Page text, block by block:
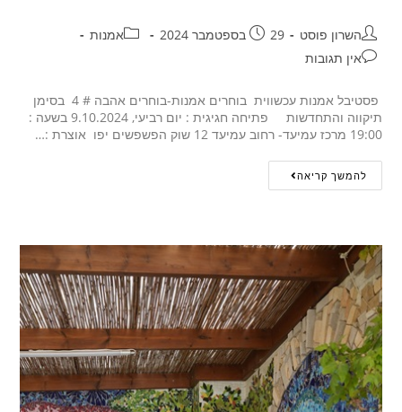
השרון פוסט 29 בספטמבר 2024
אמנות
אין תגובות
פסטיבל אמנות עכשווית בוחרים אמנות-בוחרים אהבה # 4 בסימן
תיקווה והתחדשות פתיחה חגיגית : יום רביעי, 9.10.2024 בשעה :
19:00 מרכז עמיעד- רחוב עמיעד 12 שוק הפשפשים יפו אוצרת :…
להמשך קריאה